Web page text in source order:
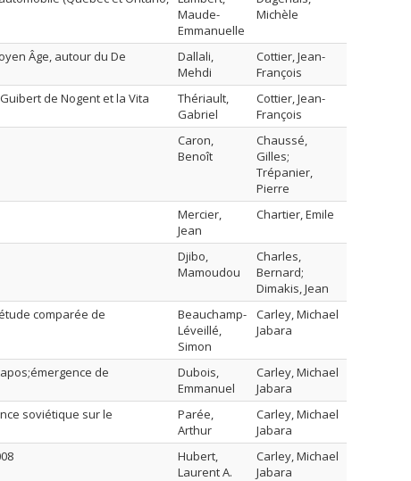
Maude-
Emmanuelle
Michèle
Âge, autour du De
Dallali,
Mehdi
Cottier, Jean-
François
de Nogent et la Vita
Thériault,
Gabriel
Cottier, Jean-
François
Caron,
Benoît
Chaussé,
Gilles;
Trépanier,
Pierre
Mercier,
Jean
Chartier, Emile
Djibo,
Mamoudou
Charles,
Bernard;
Dimakis, Jean
comparée de
Beauchamp-
Léveillé,
Simon
Carley, Michael
Jabara
de
Dubois,
Emmanuel
Carley, Michael
Jabara
soviétique sur le
Parée,
Arthur
Carley, Michael
Jabara
Hubert,
Laurent A.
Carley, Michael
Jabara